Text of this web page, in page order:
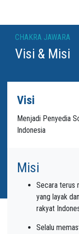
CHAKRA JAWARA
Visi & Misi
Visi
Menjadi Penyedia
Indonesia
Misi
Secara terus
yang layak
rakyat
Selalu